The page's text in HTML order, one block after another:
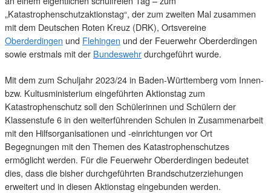
„Katastrophenschutzaktionstag“, der zum zweiten Mal zusammen
mit dem Deutschen Roten Kreuz (DRK), Ortsvereine
Oberderdingen und Flehingen und der Feuerwehr Oberderdingen
sowie erstmals mit der Bundeswehrdurchgeführt wurde.
Mit dem zum Schuljahr 2023/24 in Baden-Württemberg vom Innen-
bzw. Kultusministerium eingeführten Aktionstag zum
Katastrophenschutz soll den Schülerinnen und Schülern der
Klassenstufe 6 in den weiterführenden Schulen in Zusammenarbeit
mit den Hilfsorganisationen und -einrichtungen vor Ort
Begegnungen mit den Themen des Katastrophenschutzes
ermöglicht werden. Für die Feuerwehr Oberderdingen bedeutet
dies, dass die bisher durchgeführten Brandschutzerziehungen
erweitert und in diesen Aktionstag eingebunden werden.